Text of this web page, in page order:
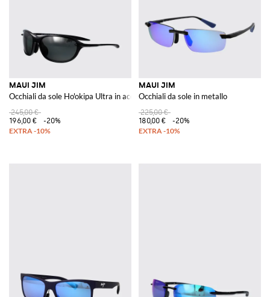
MAUI JIM
Occhiali da sole Ho'okipa Ultra in acetato
245,00 €
196,00 €
-20%
MAUI JIM
Occhiali da sole in metallo
225,00 €
180,00 €
-20%